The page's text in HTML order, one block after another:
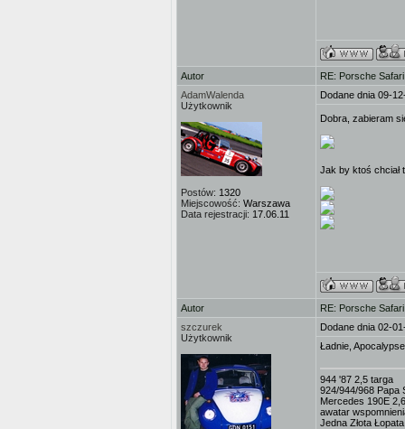
Autor
RE: Porsche
AdamWalenda
Użytkownik
Postów: 1320
Miejscowość: Warszawa
Data rejestracji: 17.06.11
Dodane dnia 09-
Dobra, zabieram
Jak by ktoś chciał
Autor
RE: Porsche
szczurek
Użytkownik
Dodane dnia 02-
Ładnie,
944 '87 2,5 targa
924/944/968 Papa
Mercedes 190E
awatar
Jedna Złota Łopata